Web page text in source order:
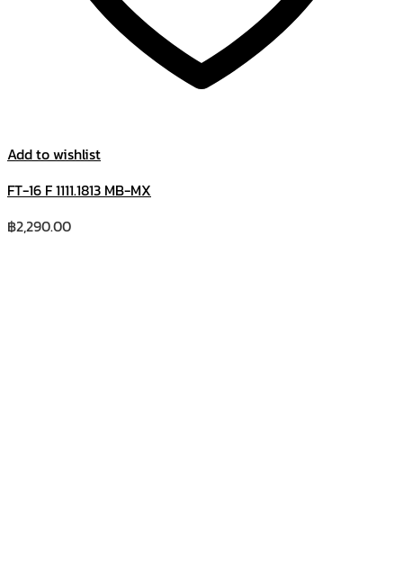
Add to wishlist
FT-16 F 1111.1813 MB-MX
฿2,290.00